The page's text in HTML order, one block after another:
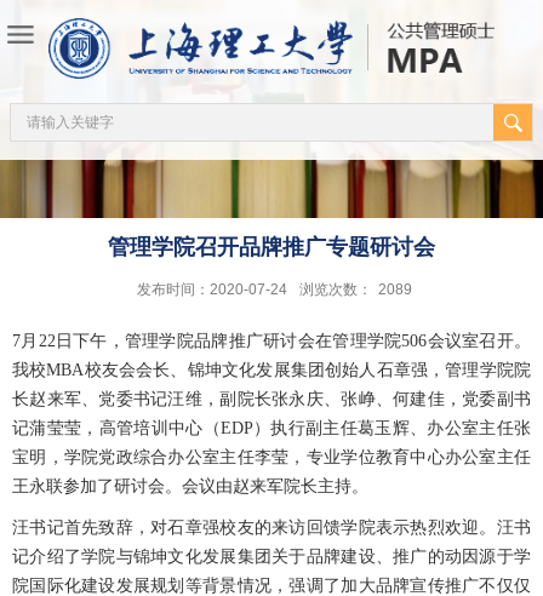
管理学院召开品牌推广专题研讨会
发布时间：2020-07-24 浏览次数： 2089
7月22日下午，管理学院品牌推广研讨会在管理学院506会议室召开。
我校MBA校友会会长、锦坤文化发展集团创始人石章强，管理学院院
长赵来军、党委书记汪维，副院长张永庆、张峥、何建佳，党委副书
记蒲莹莹，高管培训中心（EDP）执行副主任葛玉辉、办公室主任张
宝明，学院党政综合办公室主任李莹，专业学位教育中心办公室主任
王永联参加了研讨会。会议由赵来军院长主持。
汪书记首先致辞，对石章强校友的来访回馈学院表示热烈欢迎。汪书
记介绍了学院与锦坤文化发展集团关于品牌建设、推广的动因源于学
院国际化建设发展规划等背景情况，强调了加大品牌宣传推广不仅仅